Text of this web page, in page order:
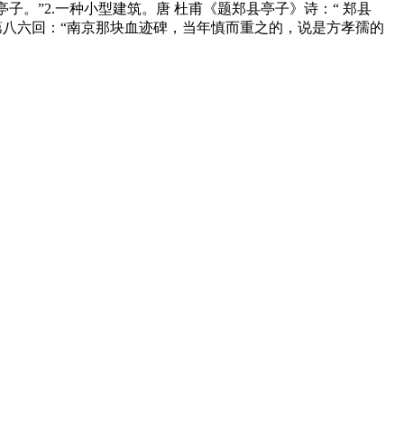
。”2.一种小型建筑。唐 杜甫《题郑县亭子》诗：“ 郑县
六回：“南京那块血迹碑，当年慎而重之的，说是方孝孺的